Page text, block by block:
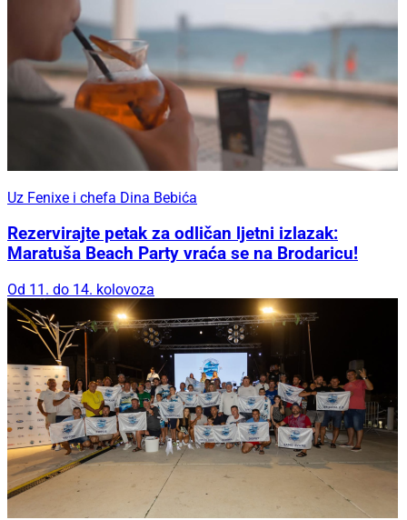
Uz Fenixe i chefa Dina Bebića
Rezervirajte petak za odličan ljetni izlazak:
Maratuša Beach Party vraća se na Brodaricu!
Od 11. do 14. kolovoza